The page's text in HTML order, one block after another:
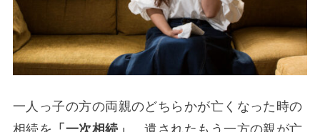
一人っ子の方の両親のどちらかが亡くなった時の